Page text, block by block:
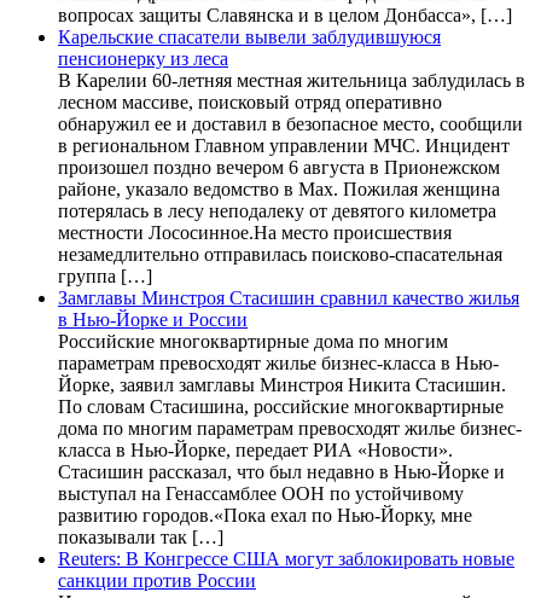
вопросах защиты Славянска и в целом Донбасса», […]
Карельские спасатели вывели заблудившуюся
пенсионерку из леса
В Карелии 60-летняя местная жительница заблудилась в
лесном массиве, поисковый отряд оперативно
обнаружил ее и доставил в безопасное место, сообщили
в региональном Главном управлении МЧС. Инцидент
произошел поздно вечером 6 августа в Прионежском
районе, указало ведомство в Max. Пожилая женщина
потерялась в лесу неподалеку от девятого километра
местности Лососинное.На место происшествия
незамедлительно отправилась поисково-спасательная
группа […]
Замглавы Минстроя Стасишин сравнил качество жилья
в Нью-Йорке и России
Российские многоквартирные дома по многим
параметрам превосходят жилье бизнес-класса в Нью-
Йорке, заявил замглавы Минстроя Никита Стасишин.
По словам Стасишина, российские многоквартирные
дома по многим параметрам превосходят жилье бизнес-
класса в Нью-Йорке, передает РИА «Новости».
Стасишин рассказал, что был недавно в Нью-Йорке и
выступал на Генассамблее ООН по устойчивому
развитию городов.«Пока ехал по Нью-Йорку, мне
показывали так […]
Reuters: В Конгрессе США могут заблокировать новые
санкции против России